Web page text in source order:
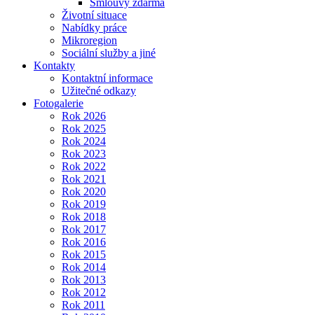
Smlouvy zdarma
Životní situace
Nabídky práce
Mikroregion
Sociální služby a jiné
Kontakty
Kontaktní informace
Užitečné odkazy
Fotogalerie
Rok 2026
Rok 2025
Rok 2024
Rok 2023
Rok 2022
Rok 2021
Rok 2020
Rok 2019
Rok 2018
Rok 2017
Rok 2016
Rok 2015
Rok 2014
Rok 2013
Rok 2012
Rok 2011